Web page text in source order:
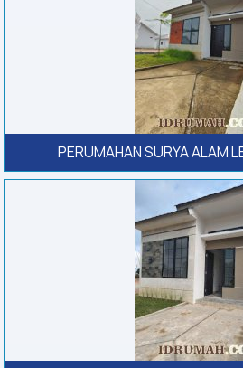
PERUMAHAN SURYA ALAM